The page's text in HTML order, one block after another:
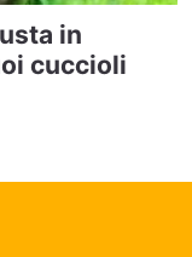
in
cuccioli